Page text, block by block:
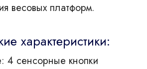
весовых платформ.
характеристики:
4 сенсорные кнопки